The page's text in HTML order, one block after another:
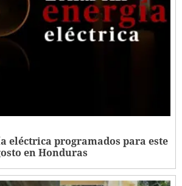
eléctrica programados para este
en Honduras